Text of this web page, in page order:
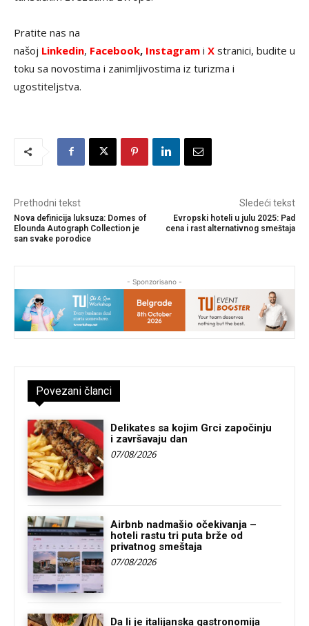
Pratite nas na
našoj Linkedin, Facebook, Instagram i X stranici, budite u
toku sa novostima i zanimljivostima iz turizma i
ugostiteljstva.
Prethodni tekst
Nova definicija luksuza: Domes of
Elounda Autograph Collection je
san svake porodice
Sledeći tekst
Evropski hoteli u julu 2025: Pad
cena i rast alternativnog smeštaja
- Sponzorisano -
Povezani članci
Delikates sa kojim Grci započinju
i završavaju dan
07/08/2026
Airbnb nadmašio očekivanja –
hoteli rastu tri puta brže od
privatnog smeštaja
07/08/2026
Da li je italijanska gastronomija